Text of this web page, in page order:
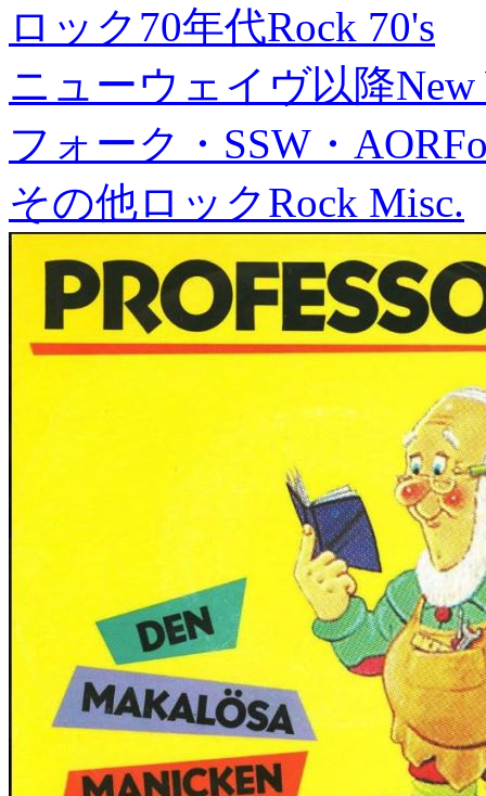
ロック70年代Rock 70's
ニューウェイヴ以降New
フォーク・SSW・AOR
その他ロックRock Misc.